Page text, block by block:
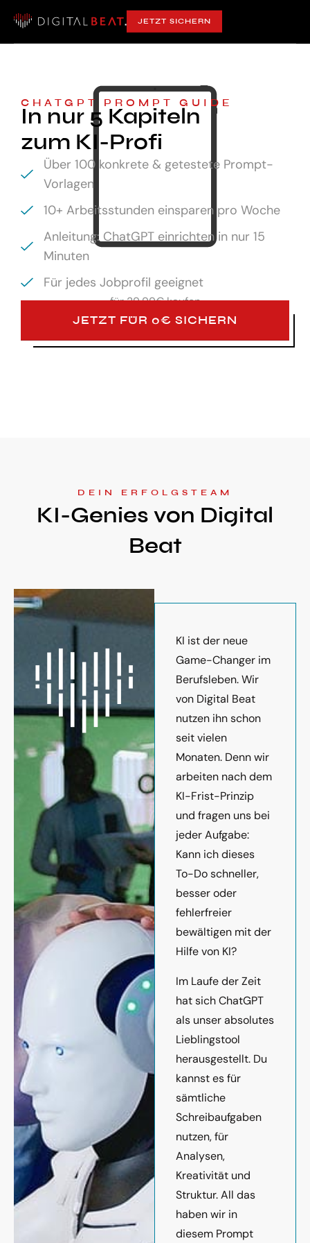
JETZT SICHERN
CHATGPT PROMPT GUIDE
In nur 5 Kapiteln
zum KI-Profi
Über 100 konkrete & getestete Prompt-
Vorlagen
10+ Arbeitsstunden einsparen pro Woche
Anleitung: ChatGPT einrichten in nur 15
Minuten
Für jedes Jobprofil geeignet
für29,99€ kaufen
JETZT FÜR 0€ SICHERN
DEIN ERFOLGSTEAM
KI-Genies von Digital
Beat
KI ist der neue
Game-Changer im
Berufsleben. Wir
von Digital Beat
nutzen ihn schon
seit vielen
Monaten. Denn wir
arbeiten nach dem
KI-Frist-Prinzip
und fragen uns bei
jeder Aufgabe:
Kann ich dieses
To-Do schneller,
besser oder
fehlerfreier
bewältigen mit der
Hilfe von KI?
Im Laufe der Zeit
hat sich ChatGPT
als unser absolutes
Lieblingstool
herausgestellt. Du
kannst es für
sämtliche
Schreibaufgaben
nutzen, für
Analysen,
Kreativität und
Struktur. All das
haben wir in
diesem Prompt